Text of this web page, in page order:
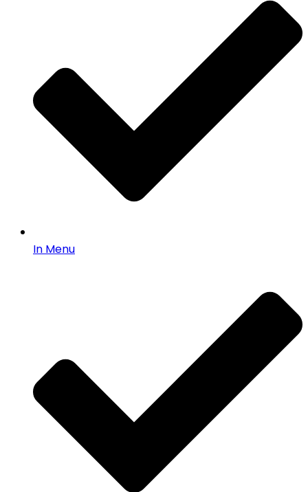
In Menu